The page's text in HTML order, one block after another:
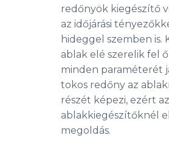
redőnyök kiegészítő
az időjárási
hideggel szemben is.
ablak elé szerelik fel
minden paraméterét
tokos redőny az
részét képezi, ezért
ablakkiegészítőknél
megoldás.